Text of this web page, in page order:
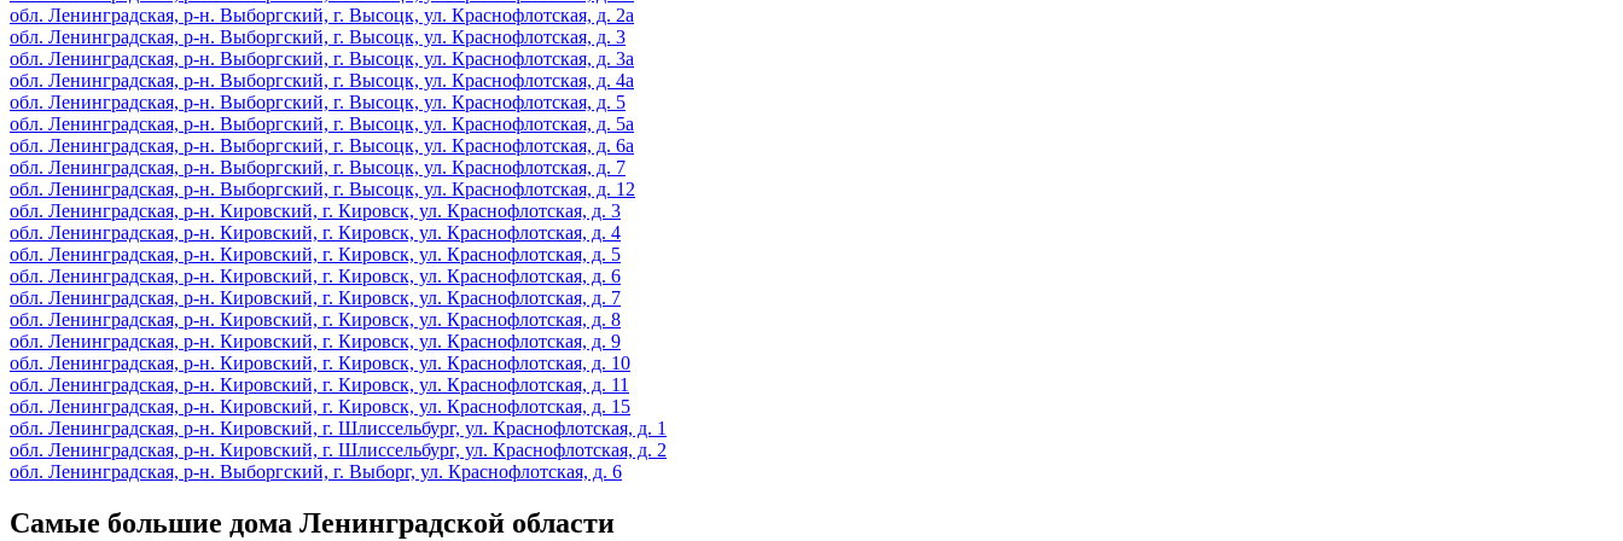
обл. Ленинградская, р-н. Выборгский, г. Высоцк, ул. Краснофлотская, д. 2а
обл. Ленинградская, р-н. Выборгский, г. Высоцк, ул. Краснофлотская, д. 3
обл. Ленинградская, р-н. Выборгский, г. Высоцк, ул. Краснофлотская, д. 3а
обл. Ленинградская, р-н. Выборгский, г. Высоцк, ул. Краснофлотская, д. 4а
обл. Ленинградская, р-н. Выборгский, г. Высоцк, ул. Краснофлотская, д. 5
обл. Ленинградская, р-н. Выборгский, г. Высоцк, ул. Краснофлотская, д. 5а
обл. Ленинградская, р-н. Выборгский, г. Высоцк, ул. Краснофлотская, д. 6а
обл. Ленинградская, р-н. Выборгский, г. Высоцк, ул. Краснофлотская, д. 7
обл. Ленинградская, р-н. Выборгский, г. Высоцк, ул. Краснофлотская, д. 12
обл. Ленинградская, р-н. Кировский, г. Кировск, ул. Краснофлотская, д. 3
обл. Ленинградская, р-н. Кировский, г. Кировск, ул. Краснофлотская, д. 4
обл. Ленинградская, р-н. Кировский, г. Кировск, ул. Краснофлотская, д. 5
обл. Ленинградская, р-н. Кировский, г. Кировск, ул. Краснофлотская, д. 6
обл. Ленинградская, р-н. Кировский, г. Кировск, ул. Краснофлотская, д. 7
обл. Ленинградская, р-н. Кировский, г. Кировск, ул. Краснофлотская, д. 8
обл. Ленинградская, р-н. Кировский, г. Кировск, ул. Краснофлотская, д. 9
обл. Ленинградская, р-н. Кировский, г. Кировск, ул. Краснофлотская, д. 10
обл. Ленинградская, р-н. Кировский, г. Кировск, ул. Краснофлотская, д. 11
обл. Ленинградская, р-н. Кировский, г. Кировск, ул. Краснофлотская, д. 15
обл. Ленинградская, р-н. Кировский, г. Шлиссельбург, ул. Краснофлотская, д. 1
обл. Ленинградская, р-н. Кировский, г. Шлиссельбург, ул. Краснофлотская, д. 2
обл. Ленинградская, р-н. Выборгский, г. Выборг, ул. Краснофлотская, д. 6
Самые большие дома Ленинградской области